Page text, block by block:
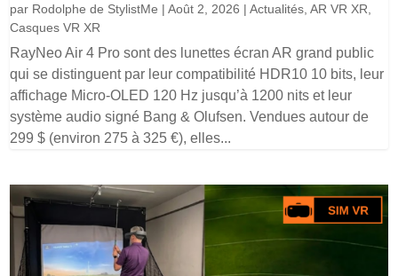
par Rodolphe de StylistMe |Août 2, 2026 |Actualités ,AR VR XR
Casques VR XR
RayNeo Air 4 Pro sont des lunettes écran AR grand public
qui se distinguent par leur compatibilité HDR10 10 bits, leur
affichage Micro-OLED 120 Hz jusqu’à 1200 nits et leur
système audio signé Bang & Olufsen. Vendues autour de
299 $ (environ 275 à 325 €), elles...